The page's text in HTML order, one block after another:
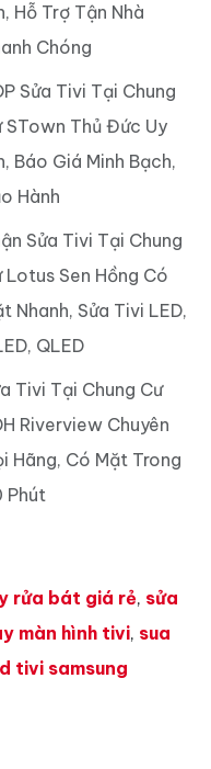
Hỗ Trợ Tận Nhà
Chóng
Sửa Tivi Tại Chung
STown Thủ Đức Uy
Báo Giá Minh Bạch,
Hành
Sửa Tivi Tại Chung
Lotus Sen Hồng Có
Nhanh, Sửa Tivi LED,
QLED
Tivi Tại Chung Cư
Riverview Chuyên
Hãng, Có Mặt Trong
Phút
rửa bát giá rẻ, sửa
màn hình tivi, sua
tivi samsung